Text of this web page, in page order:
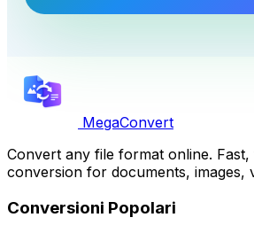
MegaConvert
Convert any file format online.
conversion for documents, images,
Conversioni Popolari